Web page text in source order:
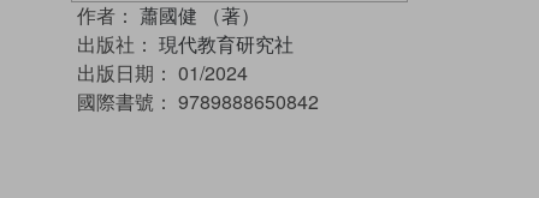
作者： 蕭國健 （著）
出版社： 現代教育研究社
出版日期： 01/2024
國際書號： 9789888650842